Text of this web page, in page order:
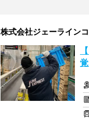
株式会社ジェーライン